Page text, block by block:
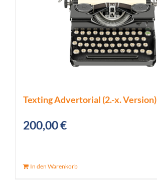
Texting Advertorial (2.-x. Version)
200,00€
In den Warenkorb